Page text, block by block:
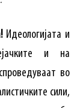
Идеологијата и
и на
во
сили,